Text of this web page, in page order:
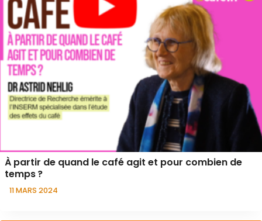
À partir de quand le café agit et pour combien de
temps ?
11 MARS 2024